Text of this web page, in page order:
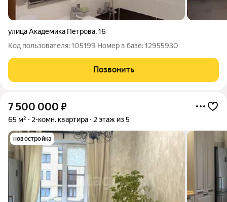
улица Академика Петрова,16
Код пользователя: 105199 Номер в базе: 12955930
Позвонить
7 500 000 ₽
65 м² 2-комн. квартира 2 этаж из 5
новостройка